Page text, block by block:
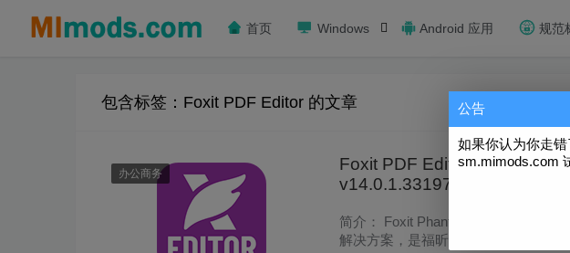
首页 Windows Android 应用 规范
包含标签：Foxit PDF Editor 的文章
办公商务
Foxit PDF Editor Pro「福昕
v14.0.1.33197 官方完整版 +
简介： Foxit PhantomPDF 前身为
解决方案，是福昕的国际版，他能满
公告
如果你认为你走错
sm.mimods.com